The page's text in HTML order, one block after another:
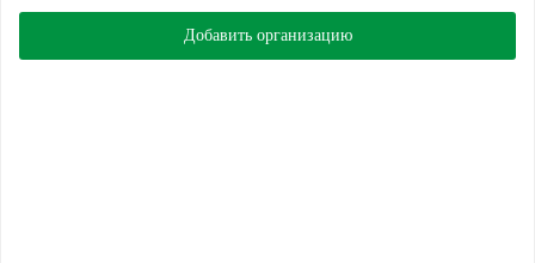
Добавить организацию